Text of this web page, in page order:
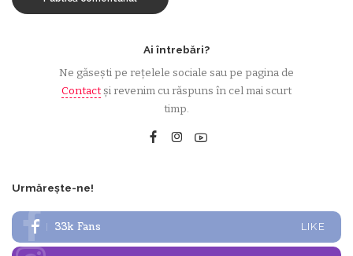
Ai întrebări?
Ne găsești pe rețelele sociale sau pe pagina de
Contactși revenim cu răspuns în cel mai scurt
timp.
Urmărește-ne!
33k Fans LIKE